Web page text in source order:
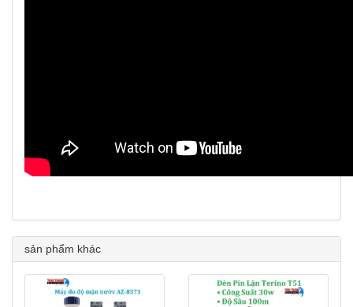
sản phẩm khác